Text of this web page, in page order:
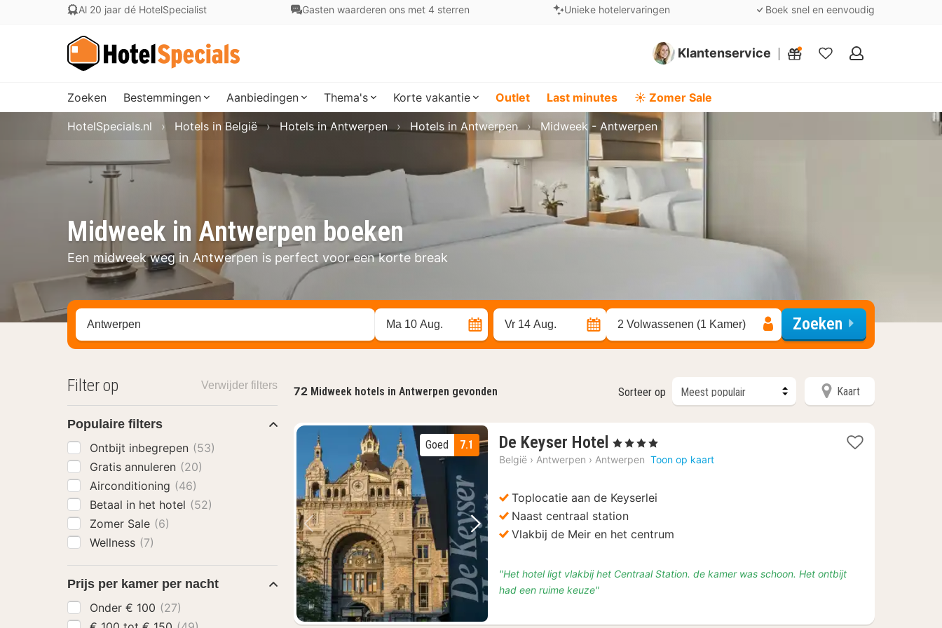
Al 20 jaar dé HotelSpecialist Gasten waarderen ons met 4 sterren Unieke hotelervaringen Boek snel en eenvoudig
Klantenservice
Mijn
Zoeken Bestemmingen Aanbiedingen Thema's Korte vakantie Outlet Last minutes ☀️ Zomer Sale
Midweek in Antwerpen boeken
Een midweek weg in Antwerpen is perfect voor een korte break
HotelSpecials.nl Hotels in België Hotels in Antwerpen Hotels in Antwerpen Midweek - Antwerpen
Zoek op hotel, regio of stad Ma 10 Aug. Vr 14 Aug. 2 Volwassenen (1 Kamer) Zoeken
72 Midweek hotels in Antwerpen gevonden Sorteer op Kaart
Vorige foto Volgende foto
7.1
Goed De Keyser Hotel 4
nachten
€
89
, 4 Sterren
België › Antwerpen › Antwerpen Toon op kaart
Toplocatie aan de Keyserlei
Naast centraal station
Vlakbij de Meir en het centrum
"Het hotel ligt vlakbij het Centraal Station. de kamer was schoon. Het ontbijt
had een ruime keuze"
Filter op Verwijder filters
Populaire filters
Ontbijt inbegrepen (53)
Gratis annuleren (20)
Airconditioning (46)
Betaal in het hotel (52)
Zomer Sale (6)
Wellness (7)
Prijs per kamer per nacht
Onder € 100 (27)